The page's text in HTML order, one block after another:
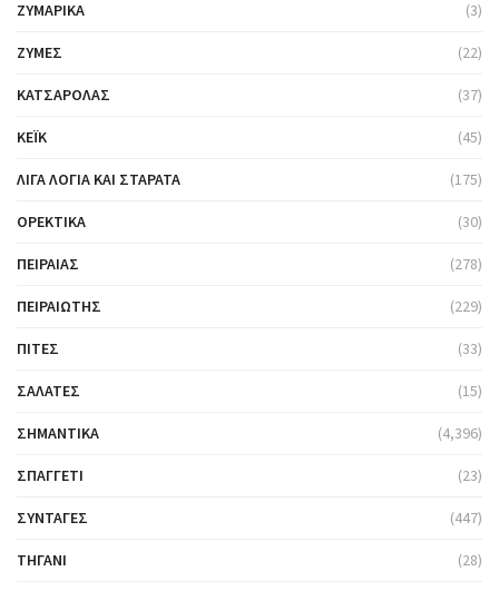
ΖΥΜΑΡΙΚΆ (3)
ΖΎΜΕΣ (22)
ΚΑΤΣΑΡΌΛΑΣ (37)
ΚΈΙΚ (45)
ΛΊΓΑ ΛΌΓΙΑ ΚΑΙ ΣΤΑΡΆΤΑ (175)
ΟΡΕΚΤΙΚΆ (30)
ΠΕΙΡΑΙΆΣ (278)
ΠΕΙΡΑΙΏΤΗΣ (229)
ΠΊΤΕΣ (33)
ΣΑΛΆΤΕΣ (15)
ΣΗΜΑΝΤΙΚΆ (4,396)
ΣΠΑΓΓΈΤΙ (23)
ΣΥΝΤΑΓΈΣ (447)
ΤΗΓΆΝΙ (28)